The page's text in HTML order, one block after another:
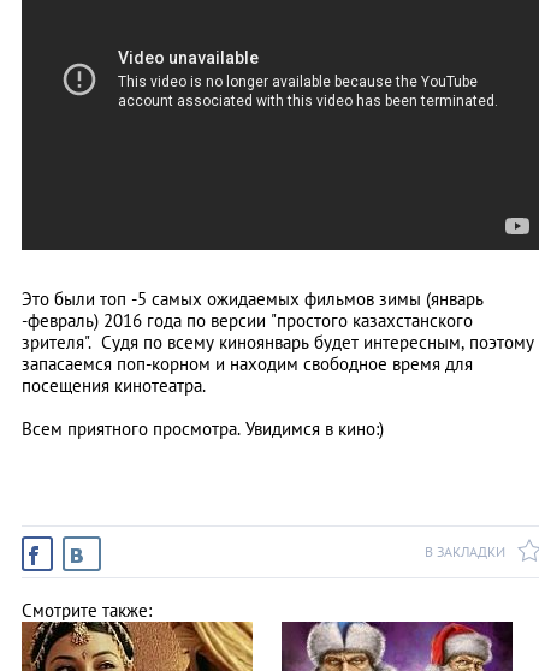
Это были топ -5 самых ожидаемых фильмов зимы (январь
-февраль) 2016 года по версии "простого казахстанского
зрителя". Судя по всему киноянварь будет интересным, поэтому
запасаемся поп-корном и находим свободное время для
посещения кинотеатра.
Всем приятного просмотра. Увидимся в кино:)
В ЗАКЛАДКИ
Смотрите также: